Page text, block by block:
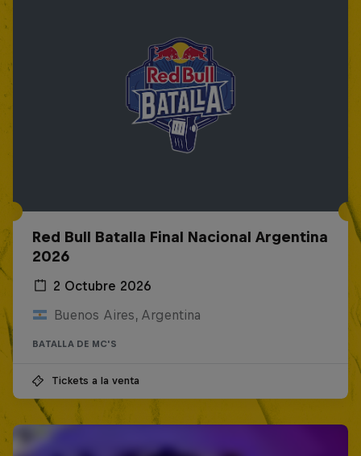
Red Bull Batalla Final Nacional Argentina
2026
2 Octubre 2026
Buenos Aires, Argentina
BATALLA DE MC'S
Tickets a la venta